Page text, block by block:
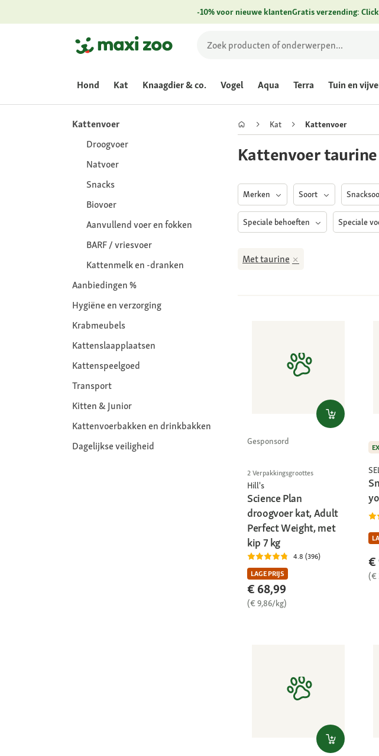
-10% voor nieuwe klantenGratis verzending:
Hond Kat Knaagdier & co. Vogel Aqua Terra Tuin en
Kattenvoer
Droogvoer
Natvoer
Snacks
Biovoer
Aanvullend voer en fokken
BARF / vriesvoer
Kattenmelk en -dranken
Aanbiedingen %
Hygiëne en verzorging
Krabmeubels
Kattenslaapplaatsen
Kattenspeelgoed
Transport
Kitten & Junior
Kattenvoerbakken en drinkbakken
Dagelijkse veiligheid
Kat Kattenvoer
Kattenvoer taurine
Merken Soort
Speciale behoeften Speciale
Met taurine
Gesponsord
2 Verpakkingsgroottes
Hill's
Science Plan
droogvoer kat, Adult
Perfect Weight, met
kip 7 kg
4.8 (396)
LAGE PRIJS
€ 68,99
(€ 9,86/kg)
€
(€